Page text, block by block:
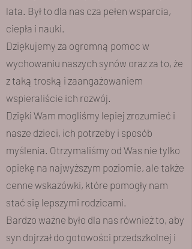
lata. Był to dla nas cza pełen wsparcia,
ciepła i nauki.
Dziękujemy za ogromną pomoc w
wychowaniu naszych synów oraz za to, że
z taką troską i zaangażowaniem
wspieraliście ich rozwój.
Dzięki Wam mogliśmy lepiej zrozumieć i
nasze dzieci, ich potrzeby i sposób
myślenia. Otrzymaliśmy od Was nie tylko
opiekę na najwyższym poziomie, ale także
cenne wskazówki, które pomogły nam
stać się lepszymi rodzicami.
Bardzo ważne było dla nas również to, aby
syn dojrzał do gotowości przedszkolnej i